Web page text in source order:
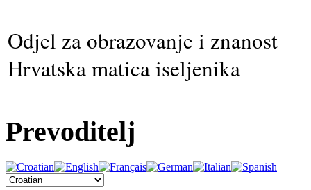
Odjel za obrazovanje i znanost
Hrvatska matica iseljenika
Prevoditelj